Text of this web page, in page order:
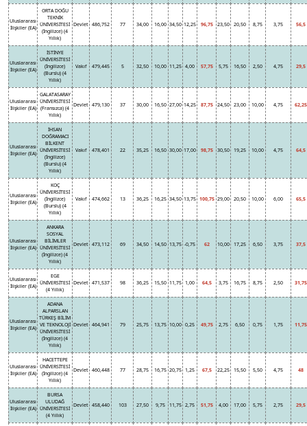
Uluslararası
İlişkiler (EA)
ORTA DOĞU
TEKNİK
ÜNİVERSİTESİ
(İngilizce) (4
Yıllık)
Devlet 486,752 77 34,00 16,00 34,50 12,25 96,75 23,50 20,50 8,75 3,75 56,5
Uluslararası
İlişkiler (EA)
İSTİNYE
ÜNİVERSİTESİ
(İngilizce)
(Burslu) (4
Yıllık)
Vakıf 479,445 5 32,50 10,00 11,25 4,00 57,75 5,75 16,50 2,50 4,75 29,5
Uluslararası
İlişkiler (EA)
GALATASARAY
ÜNİVERSİTESİ
(Fransızca) (4
Yıllık)
Devlet 479,130 37 30,00 16,50 27,00 14,25 87,75 24,50 23,00 10,00 4,75 62,25
Uluslararası
İlişkiler (EA)
İHSAN
DOĞRAMACI
BİLKENT
ÜNİVERSİTESİ
(İngilizce)
(Burslu) (4
Yıllık)
Vakıf 478,401 22 35,25 16,50 30,00 17,00 98,75 30,50 19,25 10,00 4,75 64,5
Uluslararası
İlişkiler (EA)
KOÇ
ÜNİVERSİTESİ
(İngilizce)
(Burslu) (4
Yıllık)
Vakıf 474,662 13 36,25 16,25 34,50 13,75 100,75 29,00 20,50 10,00 6,00 65,5
Uluslararası
İlişkiler (EA)
ANKARA
SOSYAL
BİLİMLER
ÜNİVERSİTESİ
(İngilizce) (4
Yıllık)
Devlet 473,112 69 34,50 14,50 13,75 -0,75 62 10,00 17,25 6,50 3,75 37,5
Uluslararası
İlişkiler (EA)
EGE
ÜNİVERSİTESİ
(4 Yıllık)
Devlet 471,537 98 36,25 15,50 11,75 1,00 64,5 3,75 16,75 8,75 2,50 31,75
Uluslararası
İlişkiler (EA)
ADANA
ALPARSLAN
TÜRKEŞ BİLİM
VE TEKNOLOJİ
ÜNİVERSİTESİ
(İngilizce) (4
Yıllık)
Devlet 464,941 79 25,75 13,75 10,00 0,25 49,75 2,75 6,50 0,75 1,75 11,75
Uluslararası
İlişkiler (EA)
HACETTEPE
ÜNİVERSİTESİ
(İngilizce) (4
Yıllık)
Devlet 460,448 77 28,75 16,75 20,75 1,25 67,5 22,25 15,50 5,50 4,75 48
Uluslararası
İlişkiler (EA)
BURSA
ULUDAĞ
ÜNİVERSİTESİ
(4 Yıllık)
Devlet 458,440 103 27,50 9,75 11,75 2,75 51,75 4,00 17,00 5,75 2,75 29,5